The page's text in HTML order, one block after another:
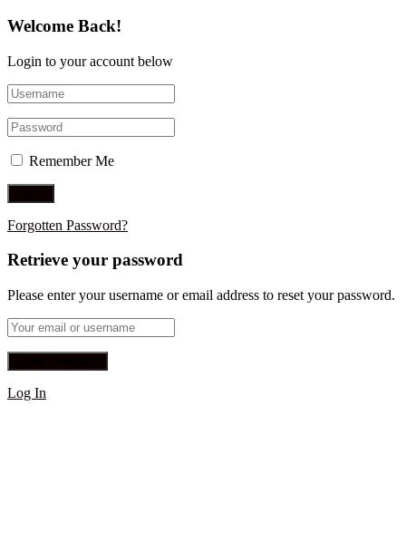
Welcome Back!
Login to your account below
Remember Me
Forgotten Password?
Retrieve your password
Please enter your username or email address to reset your password.
Log In